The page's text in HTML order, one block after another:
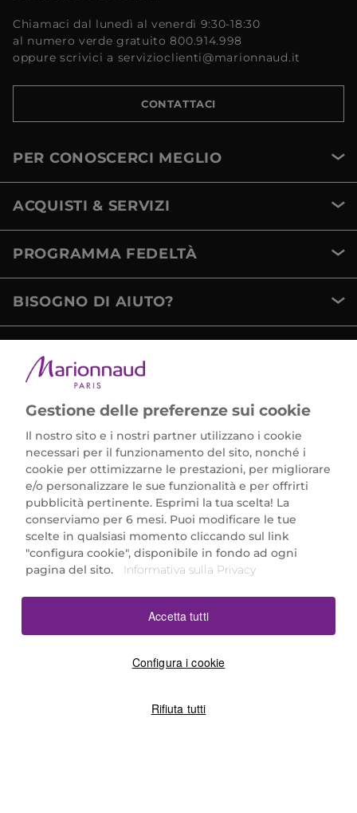
Chiamaci dal lunedì al venerdì 9:30-18:30
al numero verde gratuito 800.914.998
oppure scrivici a servizioclienti@marionnaud.it
CONTATTACI
PER CONOSCERCI MEGLIO
ACQUISTI & SERVIZI
PROGRAMMA FEDELTÀ
BISOGNO DI AIUTO?
Marionnaud Parfumeries Italia S.r.l.
Largo Fiera Milano 5, 20017 Rho (MI)
REA Milano 1650024 con P.IVA 13425220152.
SCARICA LA NOSTRA APP
Gestione delle preferenze sui cookie
Il nostro sito e i nostri partner utilizzano i cookie
necessari per il funzionamento del sito, nonché i
cookie per ottimizzarne le prestazioni, per migliorare
e/o personalizzare le sue funzionalità e per offrirti
pubblicità pertinente. Esprimi la tua scelta! La
conserviamo per 6 mesi. Puoi modificare le tue
scelte in qualsiasi momento cliccando sul link
"configura cookie", disponibile in fondo ad ogni
pagina del sito.
Informativa sulla Privacy
Configura i cookie
Rifiuta tutti
Accetta tutti